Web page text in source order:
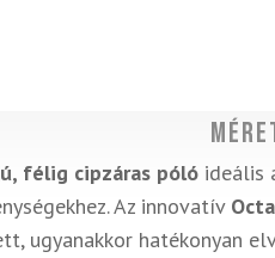
félig cipzáras póló ideális
Az innovatív
ugyanakkor hatékonyan